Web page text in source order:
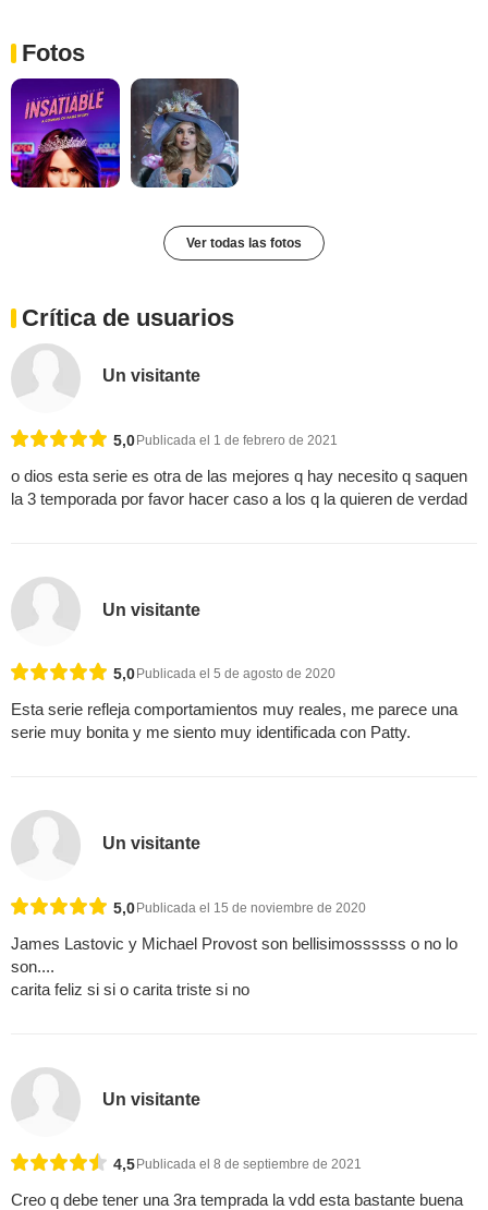
Fotos
Ver todas las fotos
Crítica de usuarios
Un visitante
5,0 Publicada el 1 de febrero de 2021
o dios esta serie es otra de las mejores q hay necesito q saquen
la 3 temporada por favor hacer caso a los q la quieren de verdad
Un visitante
5,0 Publicada el 5 de agosto de 2020
Esta serie refleja comportamientos muy reales, me parece una
serie muy bonita y me siento muy identificada con Patty.
Un visitante
5,0Publicada el 15 de noviembre de 2020
James Lastovic y Michael Provost son bellisimossssss o no lo
son....
carita feliz si si o carita triste si no
Un visitante
4,5Publicada el 8 de septiembre de 2021
Creo q debe tener una 3ra temprada la vdd esta bastante buena